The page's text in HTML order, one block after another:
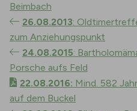
Beimbach
26.08.2013:
zum Anziehungspunkt
24.08.2015:
Porsche aufs Feld
22.08.2016: Mind. 582
auf dem Buckel